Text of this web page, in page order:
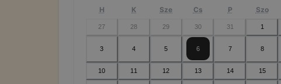
H K Sze Cs P Szo
27 28 29 30 31 1
3 4 5 6 7 8
10 11 12 13 14 15